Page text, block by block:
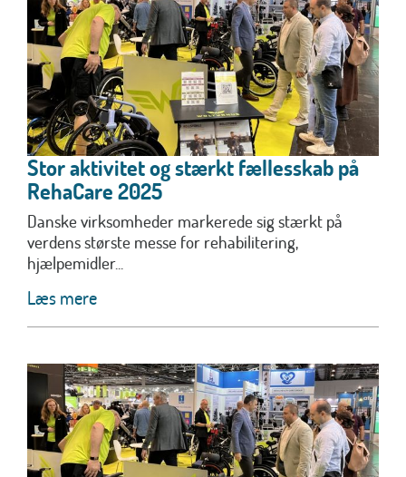
Stor aktivitet og stærkt fællesskab på
RehaCare 2025
Danske virksomheder markerede sig stærkt på
verdens største messe for rehabilitering,
hjælpemidler...
Læs mere